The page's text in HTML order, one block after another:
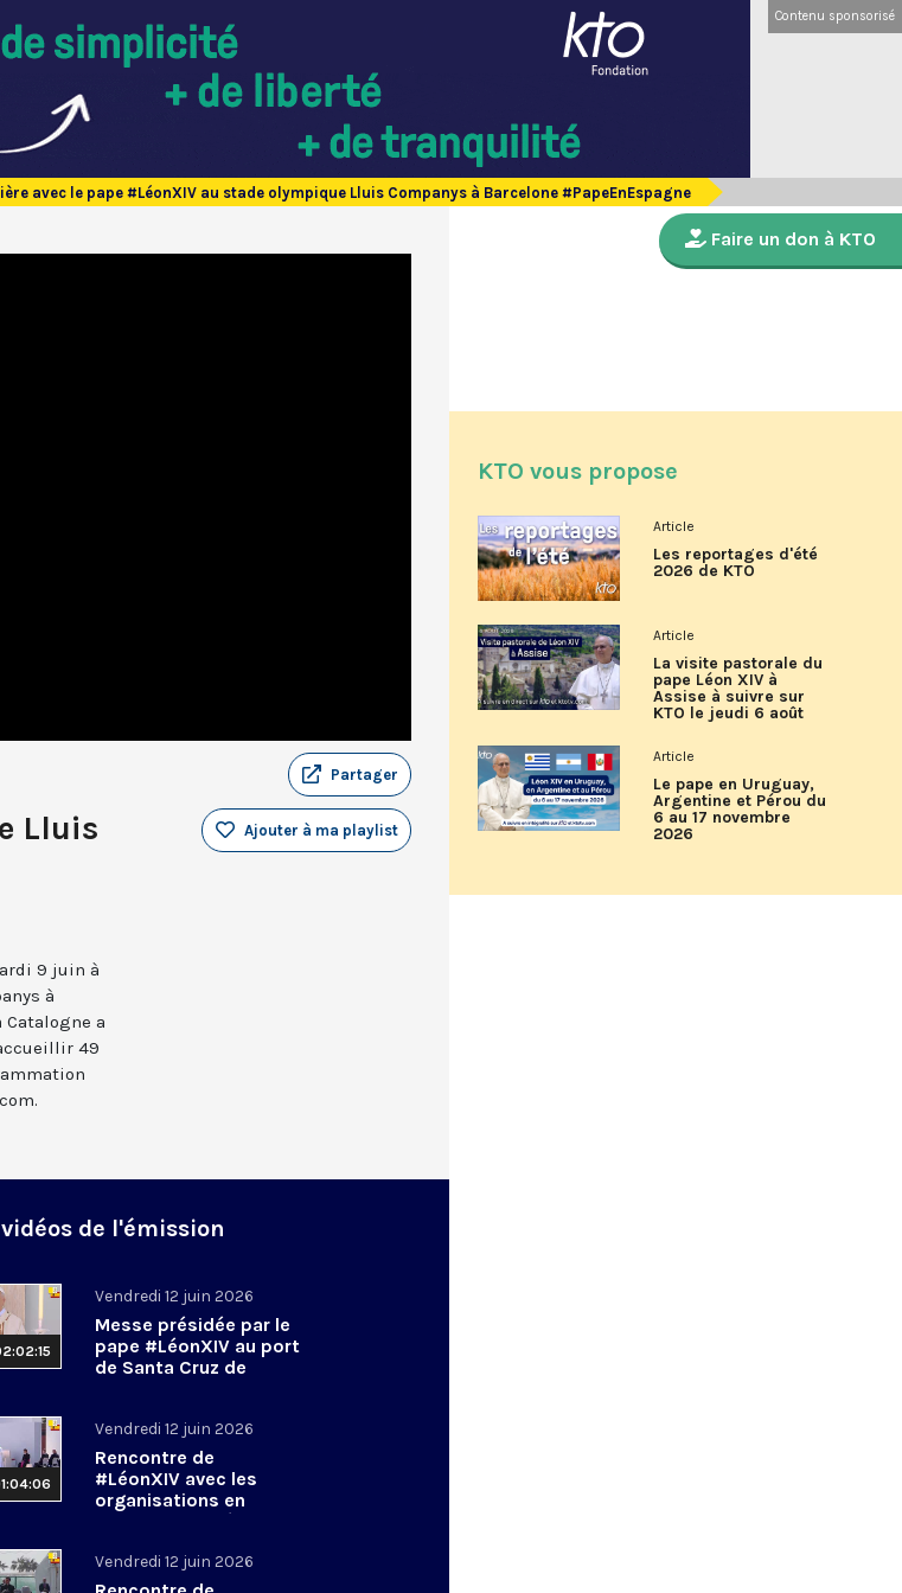
Contenu sponsorisé
avec le pape #LéonXIV au stade olympique Lluis Companys à Barcelone #PapeEnEspagne
Lluis
Partager
Ajouter à ma playlist
9 juin à
à
a
49
de l'émission
Vendredi 12 juin 2026
Messe présidée par le
pape #LéonXIV au port
de Santa Cruz de
Vendredi 12 juin 2026
Rencontre de
#LéonXIV avec les
organisations en
charge de l’intégration
#PapeenEspagne
Vendredi 12 juin 2026
Faire un don à KTO
KTO vous propose
Article
Les reportages d'été
2026 de KTO
Article
La visite pastorale du
pape Léon XIV à
Assise à suivre sur
KTO le jeudi 6 août
Article
Le pape en Uruguay,
Argentine et Pérou du
6 au 17 novembre
2026